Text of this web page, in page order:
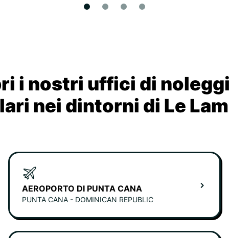
i nostri uffici di
nei dintorni di Le
AEROPORTO DI PUNTA CANA
PUNTA CANA - DOMINICAN REPUBLIC